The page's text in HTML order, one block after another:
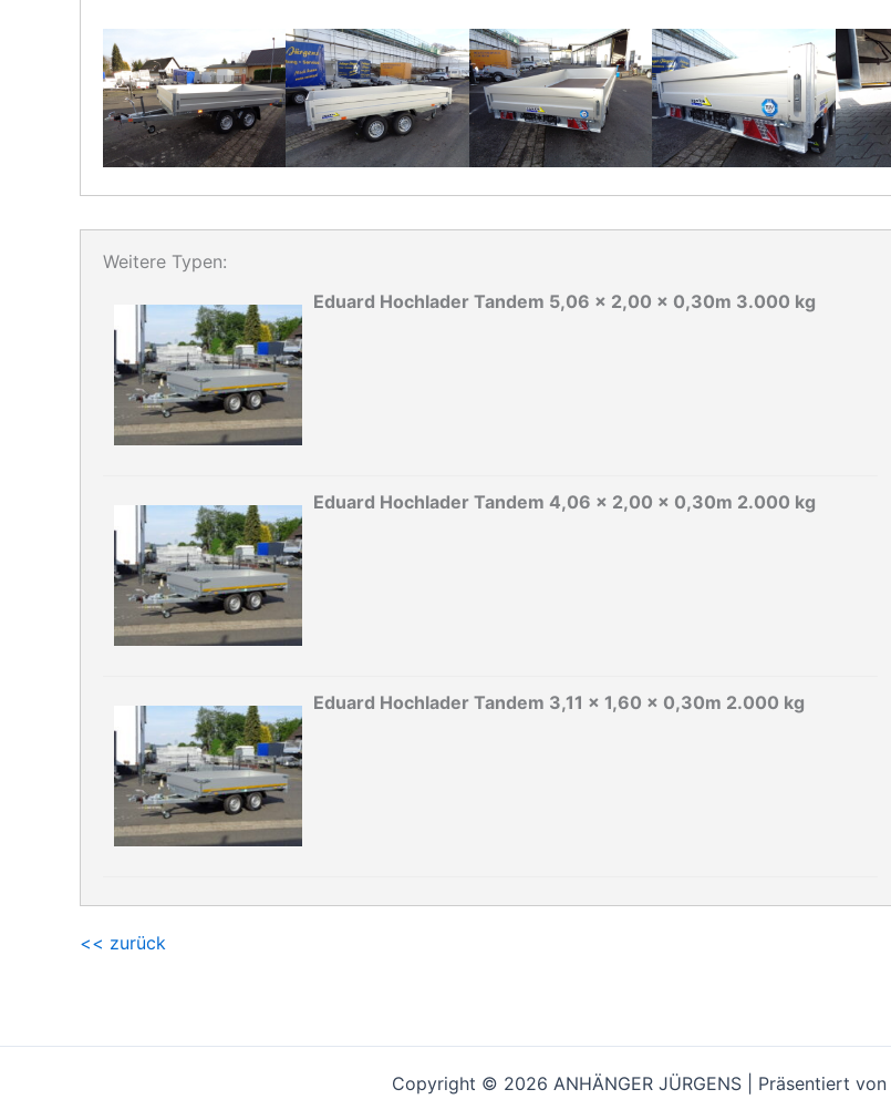
Weitere Typen:
Eduard Hochlader Tandem 5,06 x 2,00 x 0,30m 3.000 kg
Eduard Hochlader Tandem 4,06 x 2,00 x 0,30m 2.000 kg
Eduard Hochlader Tandem 3,11 x 1,60 x 0,30m 2.000 kg
<< zurück
Copyright © 2026 ANHÄNGER JÜRGENS | Präsentiert von